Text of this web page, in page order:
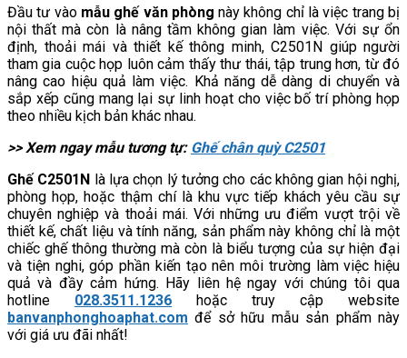
Đầu tư vào mẫu ghế văn phòng này không chỉ là việc trang bị
nội thất mà còn là nâng tầm không gian làm việc. Với sự ổn
định, thoải mái và thiết kế thông minh, C2501N giúp người
tham gia cuộc họp luôn cảm thấy thư thái, tập trung hơn, từ đó
nâng cao hiệu quả làm việc. Khả năng dễ dàng di chuyển và
sắp xếp cũng mang lại sự linh hoạt cho việc bố trí phòng họp
theo nhiều kịch bản khác nhau.
>> Xem ngay mẫu tương tự: Ghế chân quỳ C2501
Ghế C2501N
là lựa chọn lý tưởng cho các không gian hội nghị,
phòng họp, hoặc thậm chí là khu vực tiếp khách yêu cầu sự
chuyên nghiệp và thoải mái. Với những ưu điểm vượt trội về
thiết kế, chất liệu và tính năng, sản phẩm này không chỉ là một
chiếc ghế thông thường mà còn là biểu tượng của sự hiện đại
và tiện nghi, góp phần kiến tạo nên môi trường làm việc hiệu
quả và đầy cảm hứng. Hãy liên hệ ngay với chúng tôi qua
hotline 028.3511.1236 hoặc truy cập website
banvanphonghoaphat.com để sở hữu mẫu sản phẩm này
với giá ưu đãi nhất!